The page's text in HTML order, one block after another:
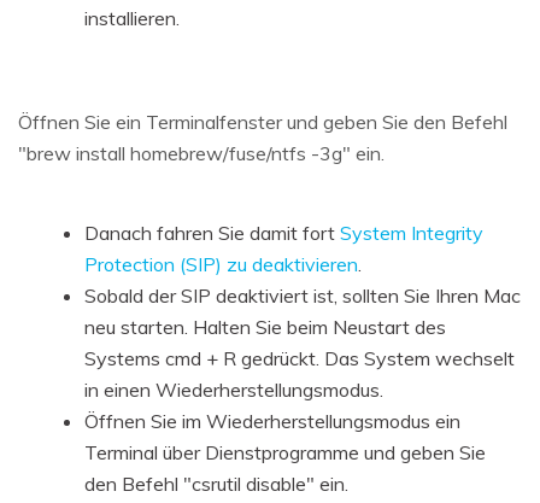
installieren.
Öffnen Sie ein Terminalfenster und geben Sie den Befehl
"brew install homebrew/fuse/ntfs -3g" ein.
Danach fahren Sie damit fort System Integrity
Protection (SIP) zu deaktivieren
Sobald der SIP deaktiviert ist, sollten Sie Ihren Mac
neu starten. Halten Sie beim Neustart des
Systems cmd + R gedrückt. Das System wechselt
in einen Wiederherstellungsmodus.
Öffnen Sie im Wiederherstellungsmodus ein
Terminal über Dienstprogramme und geben Sie
den Befehl "csrutil disable" ein.